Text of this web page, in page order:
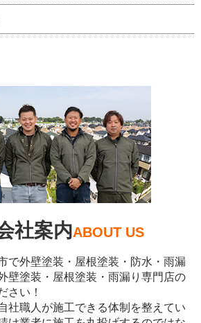
社案内ABOUT US
で外壁塗装・屋根塗装・防水・雨漏
壁塗装・屋根塗装・雨漏り専門店の
さい！
社職人が施工できる体制を整えてい